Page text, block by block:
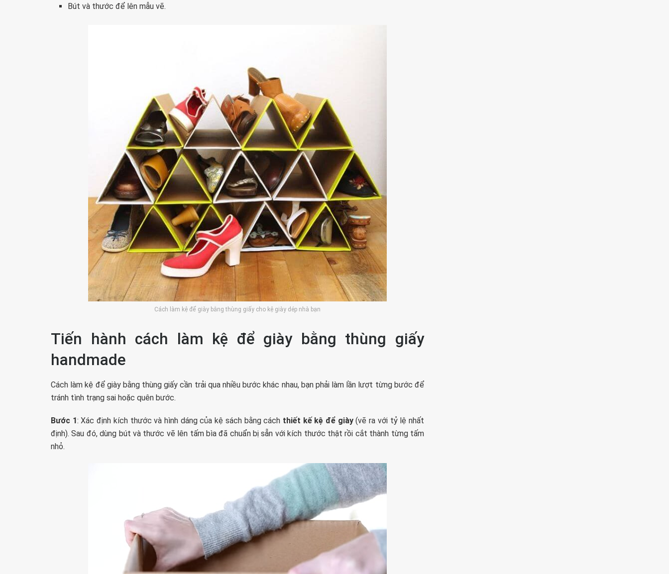
Bút và thước để lên mẫu vẽ.
Cách làm kệ để giày bằng thùng giấy cho kệ giày dép nhà bạn
Tiến hành cách làm kệ để giày bằng thùng giấy
handmade
Cách làm kệ để giày bằng thùng giấy cần trải qua nhiều bước khác nhau, bạn phải làm lần lượt từng bước để
tránh tình trạng sai hoặc quên bước.
Bước 1: Xác định kích thước và hình dáng của kệ sách bằng cách thiết kế kệ để giày(vẽ ra với tỷ lệ nhất
định). Sau đó, dùng bút và thước vẽ lên tấm bìa đã chuẩn bị sẵn với kích thước thật rồi cắt thành từng tấm
nhỏ.